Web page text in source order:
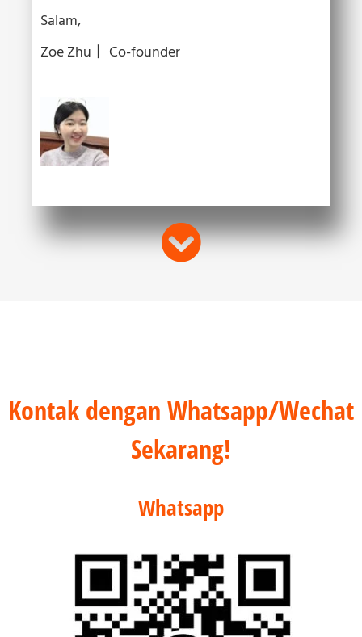
Salam,
Zoe Zhu丨 Co-founder
Kontak dengan Whatsapp/Wechat
Sekarang!
Whatsapp